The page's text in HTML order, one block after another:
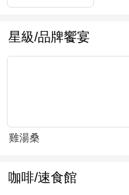
星級/品牌饗宴
雞湯桑
咖啡/速食館